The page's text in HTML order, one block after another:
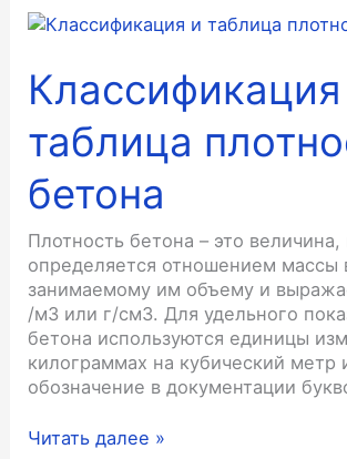
Классификация
таблица
бетона
Плотность бетона – это величина,
определяется отношением массы
занимаемому им объему и
/м3 или г/см3. Для удельного
бетона используются единицы
килограммах на кубический метр
обозначение в документации
Классификация
Читать далее »